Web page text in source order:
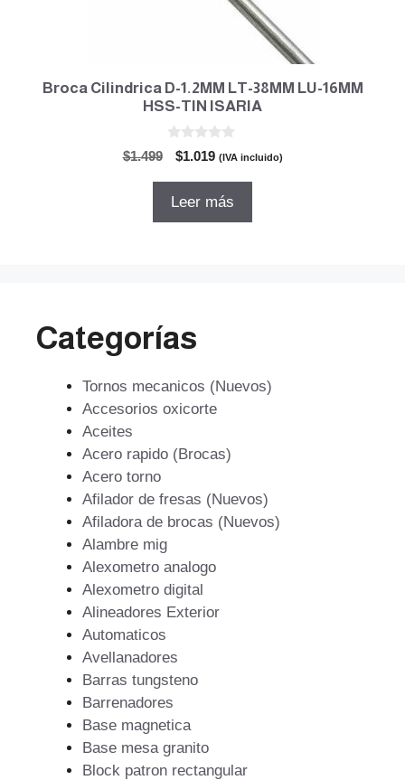
Broca Cilindrica D-1.2MM LT-38MM LU-16MM
HSS-TIN ISARIA
$1.499
El
original
$1.019El
actual
(IVA incluido)
Leer más
Categorías
Tornos mecanicos (Nuevos)
Accesorios oxicorte
Aceites
Acero rapido (Brocas)
Acero torno
Afilador de fresas (Nuevos)
Afiladora de brocas (Nuevos)
Alambre mig
Alexometro analogo
Alexometro digital
Alineadores Exterior
Automaticos
Avellanadores
Barras tungsteno
Barrenadores
Base magnetica
Base mesa granito
Block patron rectangular